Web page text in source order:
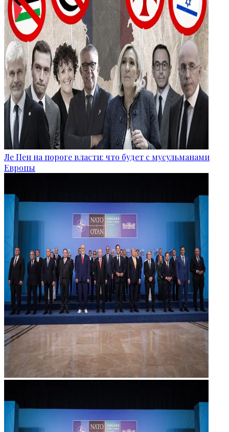
Ле Пен на пороге власти: что будет с мусульманами
Европы